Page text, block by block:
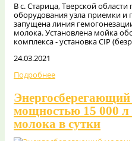
В с. Старица, Тверской
оборудования узла приемки
запущена линия
молока. Установлена мойка
комплекса - установка CIP
24.03.2021
Подробнее
мощностью 15 000 л
молока в сутки